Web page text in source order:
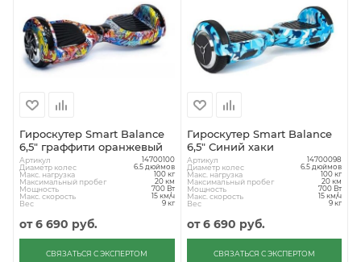
Гироскутер Smart Balance
6,5" граффити оранжевый
Артикул 14700100
Диаметр колес 6.5 дюймов
Макс. нагрузка 100 кг
Максимальный пробег 20 км
Мощность 700 Вт
Макс. скорость 15 км/ч
Вес 9 кг
от6 690 руб.
СВЯЗАТЬСЯ С ЭКСПЕРТОМ
Гироскутер Smart Balance
6,5" Синий хаки
Артикул 14700098
Диаметр колес 6.5 дюймов
Макс. нагрузка 100 кг
Максимальный пробег 20 км
Мощность 700 Вт
Макс. скорость 15 км/ч
Вес 9 кг
от6 690 руб.
СВЯЗАТЬСЯ С ЭКСПЕРТОМ